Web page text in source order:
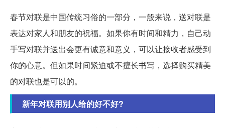
春节对联是中国传统习俗的一部分，一般来说，送对联是
表达对家人和朋友的祝福。如果你有时间和精力，自己动
手写对联并送出会更有诚意和意义，可以让接收者感受到
你的心意。但如果时间紧迫或不擅长书写，选择购买精美
的对联也是可以的。
新年对联用别人给的好不好?